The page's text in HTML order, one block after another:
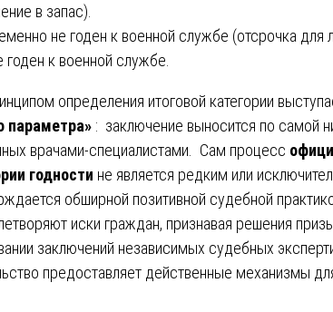
в запас).
не годен к военной службе (отсрочка для
годен к военной службе.
определения итоговой категории
параметра» : заключение выносится по самой
врачами-специалистами. Сам процесс
годности не является редким или
обширной позитивной судебной
иски граждан, признавая решения
заключений независимых судебных
предоставляет действенные механизмы